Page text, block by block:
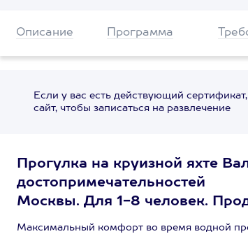
Описание Программа
Если у вас есть действующий
сайт, чтобы записаться на развлечение
Прогулка на круизной яхте
достопримечательностей
Москвы. Для 1-8 человек.
Максимальный комфорт во время водной